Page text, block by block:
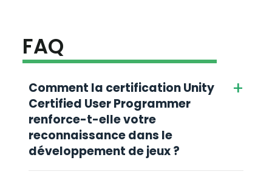
FAQ
Comment la certification Unity
Certified User Programmer
renforce-t-elle votre
reconnaissance dans le
développement de jeux ?
+